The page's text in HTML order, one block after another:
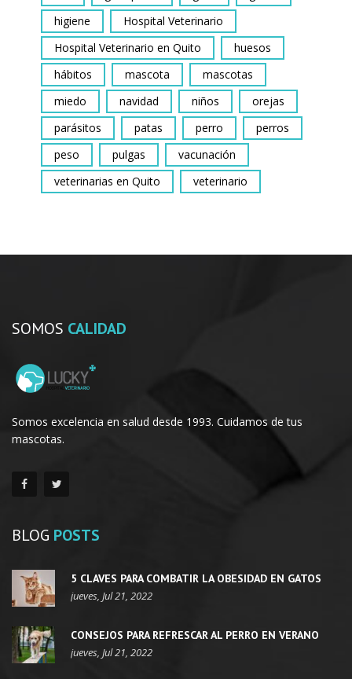
higiene
Hospital Veterinario
Hospital Veterinario en Quito
huesos
hábitos
mascota
mascotas
miedo
navidad niños
orejas
parásitos
patas perro
perros
peso
pulgas
vacunación
veterinarias en Quito
veterinario
SOMOS CALIDAD
Somos excelencia en salud desde 1993. Cuidamos de tus
mascotas.
BLOG POSTS
5 CLAVES PARA COMBATIR LA OBESIDAD EN GATOS
jueves, Jul 21, 2022
CONSEJOS PARA REFRESCAR AL PERRO EN VERANO
jueves, Jul 21, 2022